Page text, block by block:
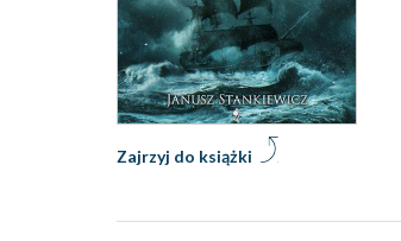
Zajrzyj do książki